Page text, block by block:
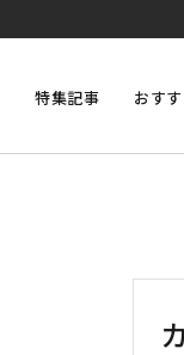
特集記事 おす